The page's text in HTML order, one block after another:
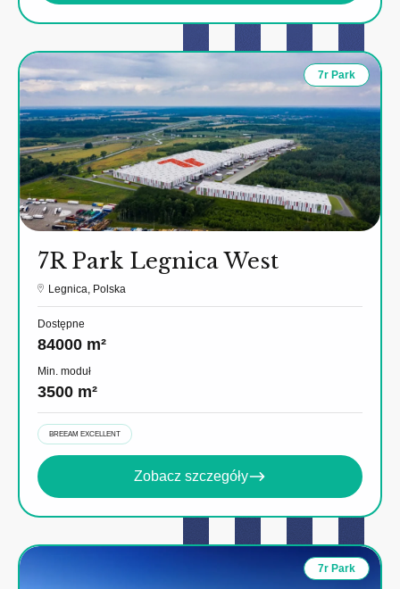
7r Park
7R Park Legnica West
Legnica, Polska
Dostępne
84000 m²
Min. moduł
3500 m²
BREEAM EXCELLENT
Zobacz szczegóły
7r Park